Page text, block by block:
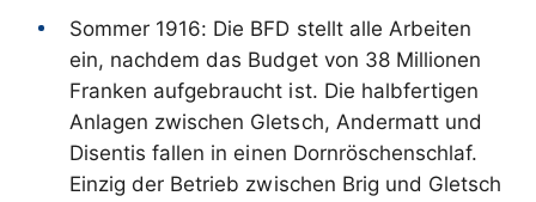
Sommer 1916: Die BFD stellt alle Arbeiten
ein, nachdem das Budget von 38 Millionen
Franken aufgebraucht ist. Die halbfertigen
Anlagen zwischen Gletsch, Andermatt und
Disentis fallen in einen Dornröschenschlaf.
Einzig der Betrieb zwischen Brig und Gletsch